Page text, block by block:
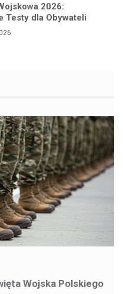
2026:
Testy dla Obywateli
Wojska Polskiego